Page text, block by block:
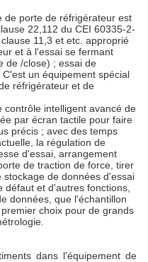
de porte de réfrigérateur est
22,112 du CEI 60335-2-
11,3 et etc. approprié
et à l'essai se fermant
de /close) ; essai de
un équipement spécial
réfrigérateur et de
contrôle intelligent avancé de
par écran tactile pour faire
précis ; avec des temps
la régulation de
d'essai, arrangement
de traction de force, tirer
de données d'essai
et d'autres fonctions,
données, que l'échantillon
choix pour de grands
dans l'équipement de